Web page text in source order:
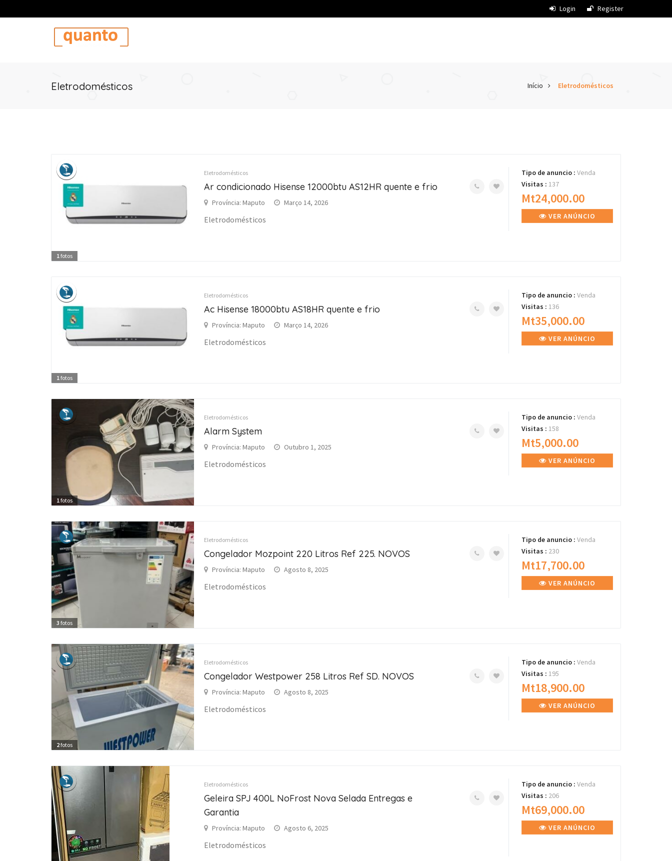
Login Register
Eletrodomésticos Início Eletrodomésticos
1 fotos
Eletrodomésticos
Ar condicionado Hisense 12000btu AS12HR quente e frio
Província: Maputo Março 14, 2026
Eletrodomésticos
Tipo de anuncio : Venda
Visitas : 137
Mt24,000.00
VER ANÚNCIO
1fotos
Eletrodomésticos
Ac Hisense 18000btu AS18HR quente e frio
Província: Maputo Março 14, 2026
Eletrodomésticos
Tipo de anuncio : Venda
Visitas : 136
Mt35,000.00
VER ANÚNCIO
1fotos
Eletrodomésticos
Alarm System
Província: Maputo Outubro 1, 2025
Eletrodomésticos
Tipo de anuncio : Venda
Visitas : 158
Mt5,000.00
VER ANÚNCIO
3 fotos
Eletrodomésticos
Congelador Mozpoint 220 Litros Ref 225. NOVOS
Província: Maputo Agosto 8, 2025
Eletrodomésticos
Tipo de anuncio : Venda
Visitas : 230
Mt17,700.00
VER ANÚNCIO
2fotos
Eletrodomésticos
Congelador Westpower 258 Litros Ref SD. NOVOS
Província: Maputo Agosto 8, 2025
Eletrodomésticos
Tipo de anuncio : Venda
Visitas : 195
Mt18,900.00
VER ANÚNCIO
Eletrodomésticos
Geleira SPJ 400L NoFrost Nova Selada Entregas e
Garantia
Província: Maputo Agosto 6, 2025
Eletrodomésticos
Tipo de anuncio : Venda
Visitas : 206
Mt69,000.00
VER ANÚNCIO